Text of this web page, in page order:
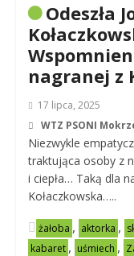
Odeszła
nagranej z
17 lipca, 2025
WTZ PSONI
Niezwykle
traktująca osoby z
i ciepła… Taką dla
Kołaczkowska…..
żałoba , aktorka ,
kabaret , uśmiech ,